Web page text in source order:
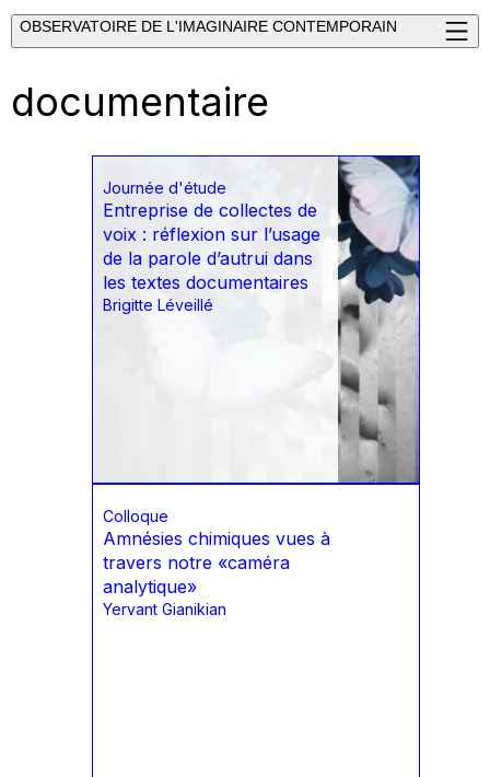
OBSERVATOIRE DE L'IMAGINAIRE CONTEMPORAIN
documentaire
Journée d'étude
Entreprise de collectes de
voix : réflexion sur l’usage
de la parole d’autrui dans
les textes documentaires
Brigitte Léveillé
Colloque
Amnésies chimiques vues à
travers notre «caméra
analytique»
Yervant Gianikian